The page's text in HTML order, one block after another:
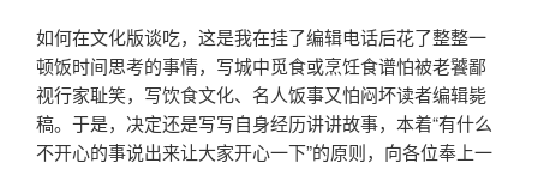
如何在文化版谈吃，这是我在挂了编辑电话后花了整整一
顿饭时间思考的事情，写城中觅食或烹饪食谱怕被老饕鄙
视行家耻笑，写饮食文化、名人饭事又怕闷坏读者编辑毙
稿。于是，决定还是写写自身经历讲讲故事，本着“有什么
不开心的事说出来让大家开心一下”的原则，向各位奉上一